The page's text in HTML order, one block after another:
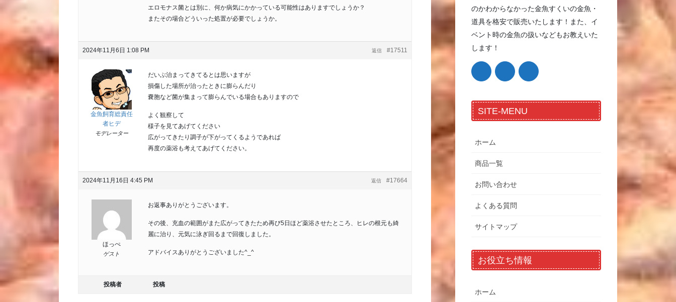
エロモナス菌とは別に、何か病気にかかっている可能性はありますでしょうか？
またその場合どういった処置が必要でしょうか。
2024年11月6日 1:08 PM #17511
返信
金魚飼育総責任
者ヒデ
モデレーター
だいぶ治まってきてるとは思いますが
損傷した場所が治ったときに膨らんだり
嚢胞など菌が集まって膨らんでいる場合もありますので
よく観察して
様子を見てあげてください
広がってきたり調子が下がってくるようであれば
再度の薬浴も考えてあげてください。
2024年11月16日 4:45 PM #17664
返信
ほっぺ
ゲスト
お返事ありがとうございます。
その後、充血の範囲がまた広がってきたため再び5日ほど薬浴させたところ、ヒレの根元も綺
麗に治り、元気に泳ぎ回るまで回復しました。
アドバイスありがとうございました^_^
投稿者 投稿
のかわからなかった金魚すくいの金魚・
道具を格安で販売いたします！また、イ
ベント時の金魚の扱いなどもお教えいた
します！
SITE-MENU
ホーム
商品一覧
お問い合わせ
よくある質問
サイトマップ
お役立ち情報
ホーム